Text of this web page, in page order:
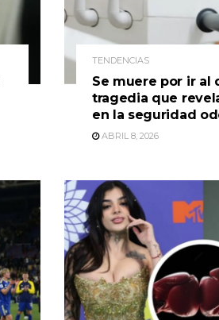
TENDENCIAS
Se muere por ir al
tragedia que
en la seguridad
ABRIL 8, 2026